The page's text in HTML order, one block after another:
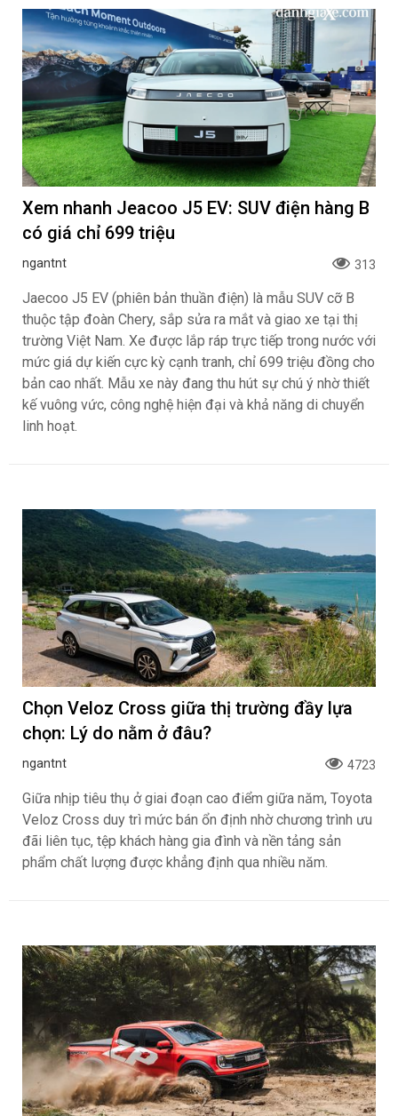
Xem nhanh Jeacoo J5 EV: SUV điện hàng B
có giá chỉ 699 triệu
ngantnt 313
Jaecoo J5 EV (phiên bản thuần điện) là mẫu SUV cỡ B
thuộc tập đoàn Chery, sắp sửa ra mắt và giao xe tại thị
trường Việt Nam. Xe được lắp ráp trực tiếp trong nước với
mức giá dự kiến cực kỳ cạnh tranh, chỉ 699 triệu đồng cho
bản cao nhất. Mẫu xe này đang thu hút sự chú ý nhờ thiết
kế vuông vức, công nghệ hiện đại và khả năng di chuyển
linh hoạt.
Chọn Veloz Cross giữa thị trường đầy lựa
chọn: Lý do nằm ở đâu?
ngantnt 4723
Giữa nhịp tiêu thụ ở giai đoạn cao điểm giữa năm, Toyota
Veloz Cross duy trì mức bán ổn định nhờ chương trình ưu
đãi liên tục, tệp khách hàng gia đình và nền tảng sản
phẩm chất lượng được khẳng định qua nhiều năm.